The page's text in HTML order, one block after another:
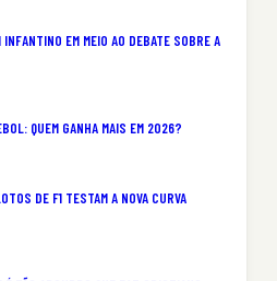
EM MEIO AO DEBATE SOBRE A
QUEM GANHA MAIS EM 2026?
DE F1 TESTAM A NOVA CURVA